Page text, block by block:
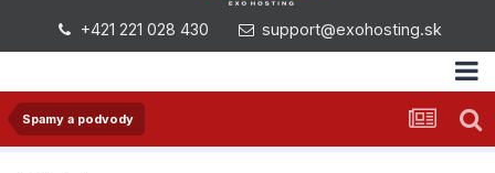
+421 221 028 430 support@exohosting.sk
Spamy a podvody